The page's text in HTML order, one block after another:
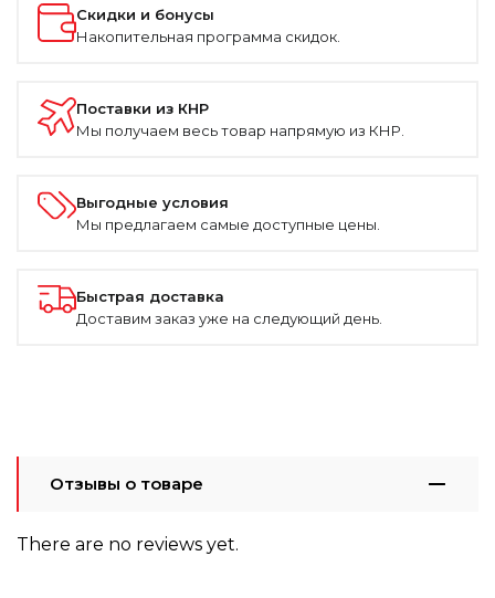
Скидки и бонусы
Накопительная программа скидок.
Поставки из КНР
Мы получаем весь товар напрямую из КНР.
Выгодные условия
Мы предлагаем самые доступные цены.
Быстрая доставка
Доставим заказ уже на следующий день.
Отзывы о товаре
There are no reviews yet.